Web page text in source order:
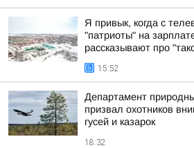
Я привык, когда с
"патриоты" на
рассказывают про
15:52
Департамент
призвал охотников
гусей и казарок
18:32